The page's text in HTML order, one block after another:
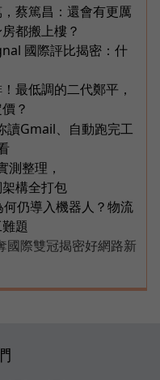
蔡篤昌：還會有更厲
都搬上樓？
國際評比揭密：什
最低調的二代鄭平，
？
讀Gmail、自動跑完工
測整理，
構全打包
仍導入機器人？物流
題
國際雙冠揭密好網路新